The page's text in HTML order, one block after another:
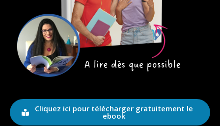
Cliquez ici pour télécharger gratuitement le
ebook